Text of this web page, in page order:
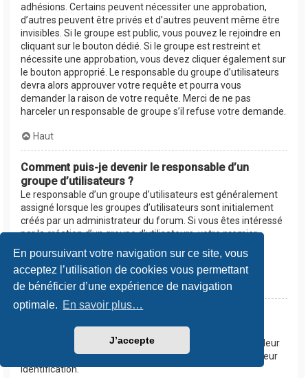
En poursuivant votre navigation sur ce site, vous
acceptez l’utilisation de cookies vous permettant
de bénéficier d’une expérience de navigation
optimale. En savoir plus…
J’accepte
adhésions. Certains peuvent nécessiter une approbation,
d’autres peuvent être privés et d’autres peuvent même être
invisibles. Si le groupe est public, vous pouvez le rejoindre en
cliquant sur le bouton dédié. Si le groupe est restreint et
nécessite une approbation, vous devez cliquer également sur
le bouton approprié. Le responsable du groupe d’utilisateurs
devra alors approuver votre requête et pourra vous
demander la raison de votre requête. Merci de ne pas
harceler un responsable de groupe s’il refuse votre demande.
Haut
Comment puis-je devenir le responsable d’un
groupe d’utilisateurs ?
Le responsable d’un groupe d’utilisateurs est généralement
assigné lorsque les groupes d’utilisateurs sont initialement
créés par un administrateur du forum. Si vous êtes intéressé
par la création d’un groupe d’utilisateurs, votre premier
contact devrait être un administrateur. Essayez de le
contacter en lui envoyant un message privé.
Haut
apparaissent dans une couleur différente ?
Les administrateurs du forum peuvent assigner une couleur
aux membres d’un groupe d’utilisateurs afin de faciliter leur
identification.